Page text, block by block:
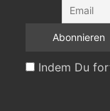
Indem Du